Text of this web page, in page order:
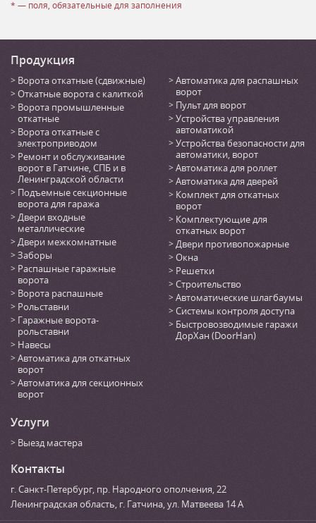
* — поля, обязательные для заполнения
Продукция
Ворота откатные (сдвижные)
Откатные ворота с калиткой
Ворота промышленные
откатные
Ворота откатные с
электроприводом
Ремонт и обслуживание
ворот в Гатчине, СПБ и в
Ленинградской области
Подъемные секционные
ворота для гаража
Двери входные
металлические
Двери межкомнатные
Заборы
Распашные гаражные
ворота
Ворота распашные
Рольставни
Гаражные ворота-
рольставни
Навесы
Автоматика для откатных
ворот
Автоматика для секционных
ворот
Автоматика для распашных
ворот
Пульт для ворот
Устройства управления
автоматикой
Устройства безопасности для
автоматики, ворот
Автоматика для роллет
Автоматика для дверей
Комплект для откатных
ворот
Комплектующие для
откатных ворот
Двери противопожарные
Окна
Решетки
Строительство
Автоматические шлагбаумы
Системы контроля доступа
Быстровозводимые гаражи
ДорХан (DoorHan)
Услуги
Выезд мастера
Контакты
г. Санкт-Петербург, пр. Народного ополчения, 22
Ленинградская область, г. Гатчина,ул. Матвеева 14 А